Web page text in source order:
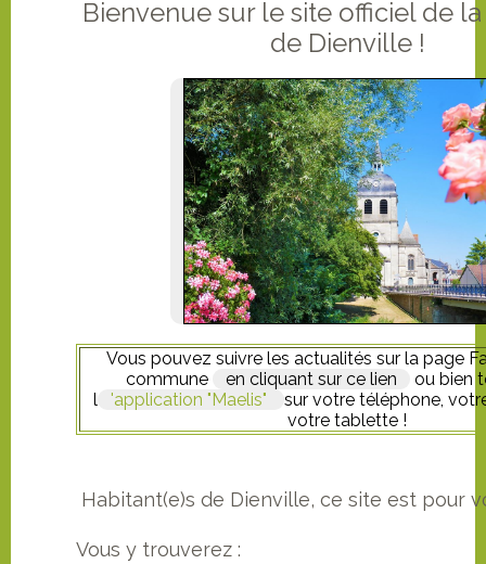
Bienvenue sur le site officiel de
de Dienville !
Vous pouvez suivre les actualités sur la page
commune
en cliquant sur ce lien
ou bien
l
'application "Maelis"
sur votre téléphone,
votre tablette !
Habitant(e)s de Dienville, ce site est pour
Vous y trouverez :